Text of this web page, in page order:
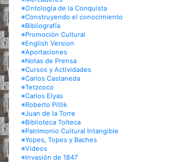
※Ontología de la Conquista
※Construyendo el conocimiento
※Bibliografía
※Promoción Cultural
※English Version
※Aportaciones
※Notas de Prensa
※Cursos y Actividades
※Carlos Castaneda
※Tetzcoco
※Carlos Elyas
※Roberto Pitlik
※Juan de la Torre
※Biblioteca Tolteca
※Patrimonio Cultural Intangible
※Yopes, Topes y Baches
※Videos
※Invasión de 1847